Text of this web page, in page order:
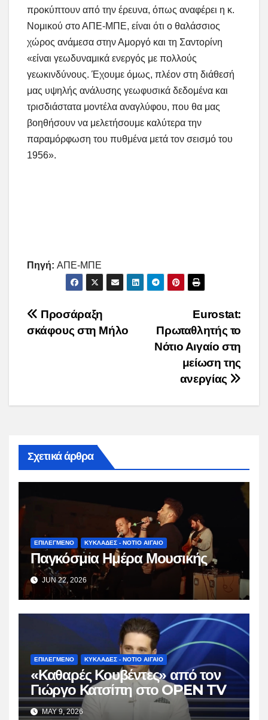
προκύπτουν από την έρευνα, όπως αναφέρει η κ.
Νομικού στο ΑΠΕ-ΜΠΕ, είναι ότι ο θαλάσσιος
χώρος ανάμεσα στην Αμοργό και τη Σαντορίνη
«είναι γεωδυναμικά ενεργός με πολλούς
γεωκινδύνους. Έχουμε όμως, πλέον στη διάθεσή
μας υψηλής ανάλυσης γεωφυσικά δεδομένα και
τρισδιάστατα μοντέλα αναγλύφου, που θα μας
βοηθήσουν να μελετήσουμε καλύτερα την
παραμόρφωση του πυθμένα μετά τον σεισμό του
1956».
Πηγή: ΑΠΕ-ΜΠΕ
Post
navigation
Eurostat:
Πρωταθλητής το
Νότιο Αιγαίο στη
μείωση της
ανεργίας
Προσάραξη
σκάφους στη Μήλο
Σχετικά άρθρα
ΕΠΙΛΕΓΜΕΝΟ ΚΥΚΛΑΔΕΣ - ΝΟΤΙΟ ΑΙΓΑΙΟ
Παγκόσμια Ημέρα Μουσικής
JUN 22, 2026
ΕΠΙΛΕΓΜΕΝΟ ΚΥΚΛΑΔΕΣ - ΝΟΤΙΟ ΑΙΓΑΙΟ
«Καθαρές Κουβέντες» από τον
Γιώργο Κατσίπη στο OPEN TV
MAY 9, 2026